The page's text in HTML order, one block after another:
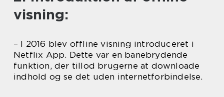
visning:
– I 2016 blev offline visning introduceret i
Netflix App. Dette var en banebrydende
funktion, der tillod brugerne at downloade
indhold og se det uden internetforbindelse.